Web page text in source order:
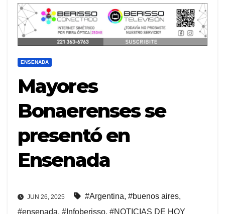
ENSENADA
Mayores
Bonaerenses se
presentó en
Ensenada
JUN 26, 2025 #Argentina, #buenos aires,
#ensenada, #Infoberisso, #NOTICIAS DE HOY